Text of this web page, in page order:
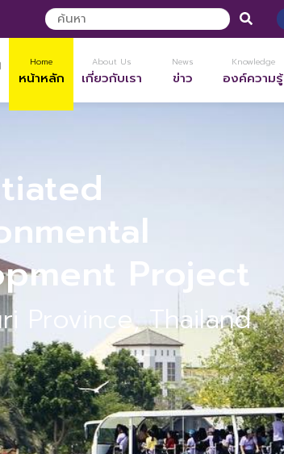
Home
หน้าหลัก
About Us
เกี่ยวกับเรา
News
ข่าว
Knowledge
องค์ความรู้
Project
Province, Thailand